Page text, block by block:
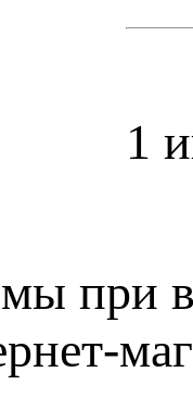
1
при